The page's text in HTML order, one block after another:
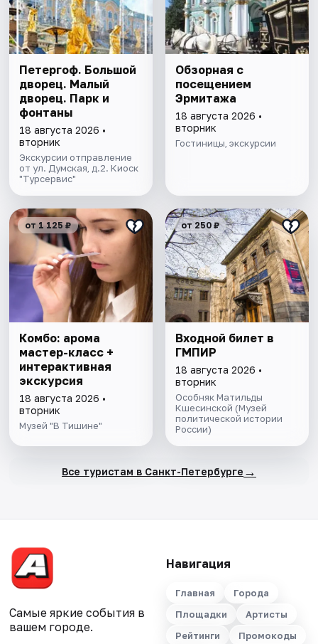
Петергоф. Большой
дворец. Малый
дворец. Парк и
фонтаны
18 августа 2026 •
вторник
Экскурсии отправление
от ул. Думская, д.2. Киоск
"Турсервис"
Обзорная с
посещением
Эрмитажа
18 августа 2026 •
вторник
Гостиницы, экскурсии
от 1 125 ₽
Комбо: арома
мастер-класс +
интерактивная
экскурсия
18 августа 2026 •
вторник
Музей "В Тишине"
от 250 ₽
Входной билет в
ГМПИР
18 августа 2026 •
вторник
Особняк Матильды
Кшесинской (Музей
политической истории
России)
Все туристам в Санкт-Петербурге →
Самые яркие события в
вашем городе.
Навигация
Главная
Города
Площадки
Артисты
Рейтинги
Промокоды